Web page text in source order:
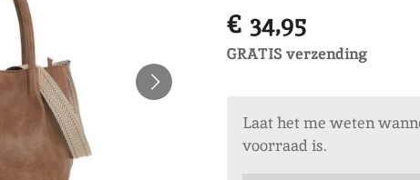
€ 34,95
GRATIS verzending
Laat het me weten
voorraad is.